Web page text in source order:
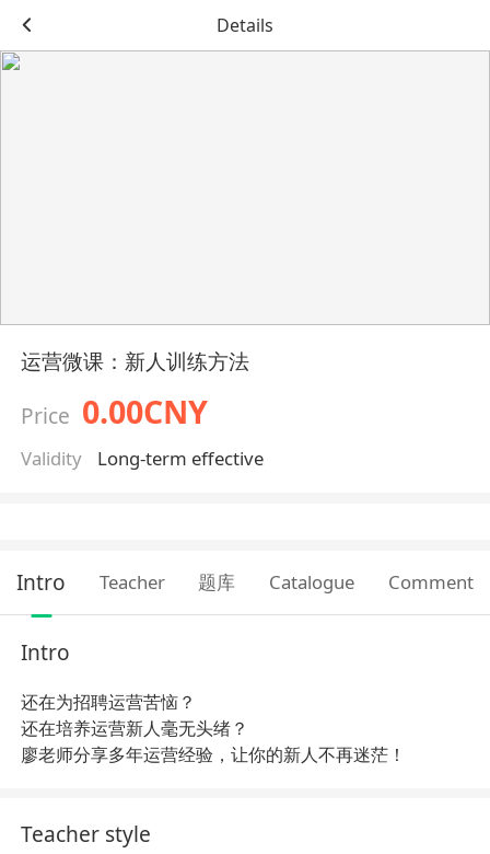
Details
运营微课：新人训练方法
Price 0.00CNY
Validity Long-term effective
Intro Teacher 题库 Catalogue Comment
Intro
还在为招聘运营苦恼？
还在培养运营新人毫无头绪？
廖老师分享多年运营经验，让你的新人不再迷茫！
Teacher style